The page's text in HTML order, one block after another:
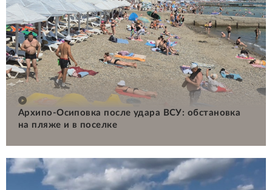
Архипо-Осиповка после удара ВСУ: обстановка
на пляже и в поселке